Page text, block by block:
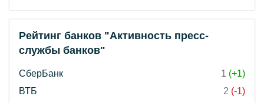
Рейтинг банков "Активность пресс-
службы банков"
СберБанк 1 (+1)
ВТБ
2 (-1)